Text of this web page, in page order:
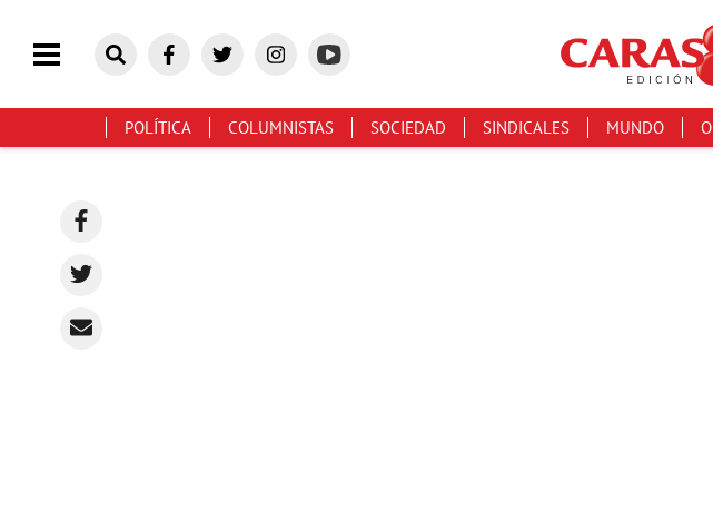
POLÍTICA COLUMNISTAS SOCIEDAD SINDICALES MUNDO